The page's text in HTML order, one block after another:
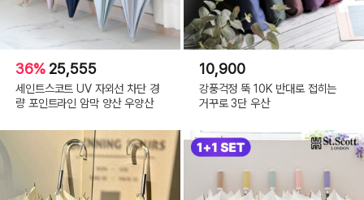
36% 25,555
세인트스코트 UV 자외선 차단 경
량 포인트라인 암막 양산 우양산
10,900
강풍걱정 뚝 10K 반대로 접히는
거꾸로 3단 우산